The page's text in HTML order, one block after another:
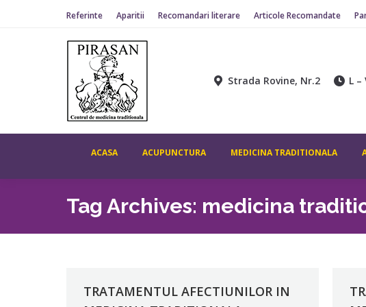
Referinte Aparitii Recomandari literare Articole Recomandate
Strada Rovine, Nr.2 L –
ACASA ACUPUNCTURA MEDICINA TRADITIONALA
Tag Archives: medicina
TRATAMENTUL AFECTIUNILOR IN